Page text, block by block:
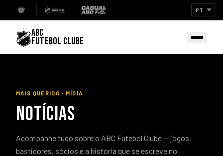
ABC
FUTEBOL CLUBE
MAIS QUERIDO · MÍDIA
NOTÍCIAS
Acompanhe tudo sobre o ABC Futebol Clube — jogos,
bastidores, sócios e a história que se escreve no